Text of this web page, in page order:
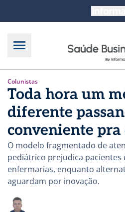
Colunistas
Toda hora um
diferente
conveniente pra
O modelo fragmentado de
pediátrico prejudica pacientes
enfermarias, enquanto
aguardam por inovação.